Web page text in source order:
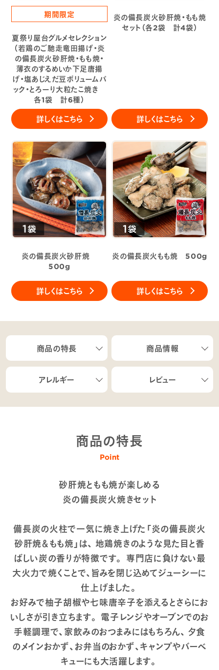
期間限定
夏祭り屋台グルメセレクション
（若鶏のご馳走竜田揚げ・炎
の備長炭火砂肝焼・もも焼・
薄衣のするめいか下足唐揚
げ・塩あじえだ豆ボリュームパ
ック・とろーり大粒たこ焼き
各1袋 計6種）
詳しくはこちら
炎の備長炭火砂肝焼・もも焼
セット（各2袋 計4袋）
詳しくはこちら
炎の備長炭火砂肝焼
500g
詳しくはこちら
炎の備長炭火もも焼 500g
詳しくはこちら
商品の特長 商品情報
アレルギー レビュー
商品の特長
Point
砂肝焼ともも焼が楽しめる
炎の備長炭火焼きセット
備長炭の火柱で一気に焼き上げた「炎の備長炭火
砂肝焼＆もも焼」は、 地鶏焼きのような見た目と香
ばしい炭の香りが特徴です。 専門店に負けない最
大火力で焼くことで、旨みを閉じ込めてジューシーに
仕上げました。
お好みで柚子胡椒や七味唐辛子を添えるとさらにお
いしさが引き立ちます。 電子レンジやオーブンでのお
手軽調理で、家飲みのおつまみにはもちろん、 夕食
のメインおかず、お弁当のおかず、キャンプやバーベ
キューにも大活躍します。